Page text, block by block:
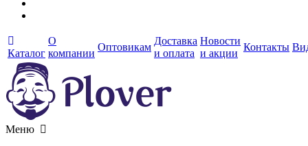
Каталог
О
компании
Оптовикам
Доставка
и оплата
Новости
и акции
Контакты
Меню